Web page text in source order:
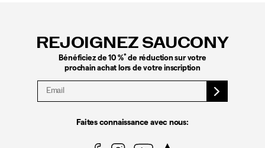
REJOIGNEZ SAUCONY
Bénéficiez de 10 %*de réduction sur votre
prochain achat lors de votre inscription
Faites connaissance avec nous: